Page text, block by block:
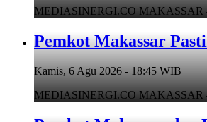
MEDIASINERGI.CO MAKASSAR —
Pemkot Makassar
Kamis, 6 Agu 2026 - 18:45 WIB
MEDIASINERGI.CO MAKASSAR